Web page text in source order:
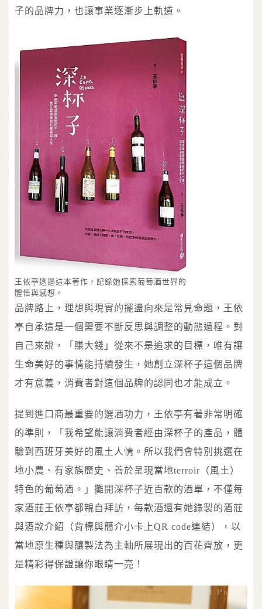
子的品牌力，也讓事業逐漸步上軌道。
王依亭透過這本著作，記錄她探索葡萄酒世界的
體悟與感想。
品牌路上，理想與現實的擺盪向來是常見命題，王依
亭自承這是一個需要不斷反思與調整的動態過程。對
自己來說，「賺大錢」從來不是追求的目標，唯有讓
生命美好的事情能持續發生，她創立深杯子這個品牌
才有意義，消費者對這個品牌的認同也才能成立。
提到進口商最重要的選酒功力，王依亭有著非常明確
的準則，「我希望能讓消費者經由深杯子的產品，體
驗到西班牙美好的風土人情。所以我們會特別挑選在
地小農、有家族歷史、善於呈現當地terroir（風土）
特色的葡萄酒。」攤開深杯子近百款的酒單，不僅每
家酒莊王依亭都親自拜訪，每款酒還有她錄製的酒莊
與酒款介紹（背標與簡介小卡上QR code連結），以
當地原生種與釀製法為主軸所展現出的百花齊放，更
是精彩得保證讓你眼睛一亮！